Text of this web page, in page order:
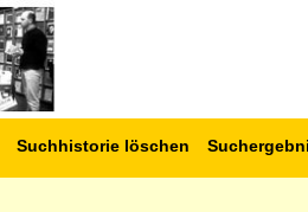
Suchhistorie löschen